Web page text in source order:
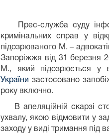
Прес-служба суду
кримінальних справ у
підозрюваного М. –
Запоріжжя від 31 березня
М., який підозрюється у
України застосовано
року включно.
В апеляційній скарзі
ухвалу, якою відмовити у
заходу у виді тримання під